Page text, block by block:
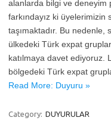
alanlarda bilgi ve deneyim
farkındayız ki üyelerimizin
taşımaktadır. Bu
ülkedeki Türk expat
katılmaya davet ediyoruz.
bölgedeki Türk expat
Read More: Duyuru »
Category: DUYURULAR